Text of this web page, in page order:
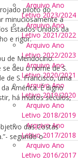
Arquivo Ano
Letivo 2023/2024
Arquivo Ano
Letivo 2021/2022
Arquivo Ano
Letivo 2022/2023
Arquivo Ano
Letivo 2020/2021
Arquivo Ano
Letivo 2019/2020
Arquivo Ano
Letivo 2018/2019
Arquivo Ano
Letivo 2017/2018
Arquivo Ano
Letivo 2016/2017
piloto do
minuciosamente a
Estados Unidos da
e rigor.
de Mendocino.
deu o nome de S.
de S. Francisco, uma
América. É digno
há muitos séculos,
das Costas
segundo o